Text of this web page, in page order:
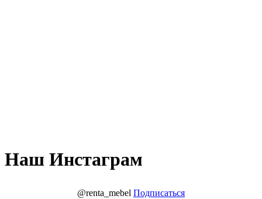
Наш Инстаграм
@renta_mebel Подписаться